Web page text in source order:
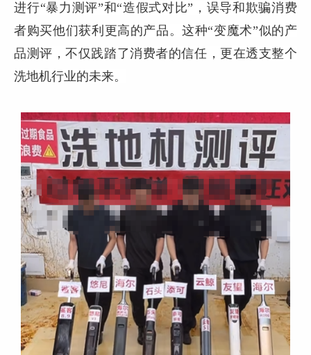
进行“暴力测评”和“造假式对比”，误导和欺骗消费
者购买他们获利更高的产品。这种“变魔术”似的产
品测评，不仅践踏了消费者的信任，更在透支整个
洗地机行业的未来。